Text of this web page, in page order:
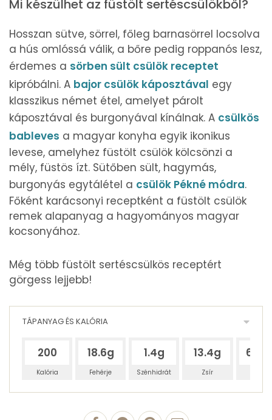
Mi készülhet az füstölt sertéscsülökből?
Hosszan sütve, sörrel, főleg barnasörrel locsolva
a hús omlóssá válik, a bőre pedig roppanós lesz,
érdemes a sörben sült csülök receptet
kipróbálni. A bajor csülök káposztával egy
klasszikus német étel, amelyet párolt
káposztával és burgonyával kínálnak. A csülkös
bableves a magyar konyha egyik ikonikus
levese, amelyhez füstölt csülök kölcsönzi a
mély, füstös ízt. Sütőben sült, hagymás,
burgonyás egytálétel a csülök Pékné módra.
Főként karácsonyi receptként a füstölt csülök
remek alapanyag a hagyományos magyar
kocsonyához.
Még több füstölt sertéscsülkös receptért
görgess lejjebb!
TÁPANYAG ÉS KALÓRIA
200
Kalória
18.6g
Fehérje
1.4g
Szénhidrát
13.4g
Zsír